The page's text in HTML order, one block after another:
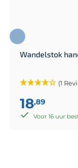
Wandelstok
(1
18,89
Voor 16 uur